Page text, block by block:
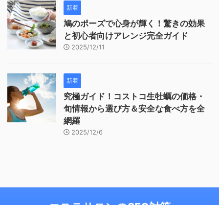
新着
鳩のポーズで心身が輝く！驚きの効果
と初心者向けアレンジ完全ガイド
2025/12/11
新着
究極ガイド！コストコ生牡蠣の価格・
旬情報から選び方＆安全な食べ方を全
網羅
2025/12/6